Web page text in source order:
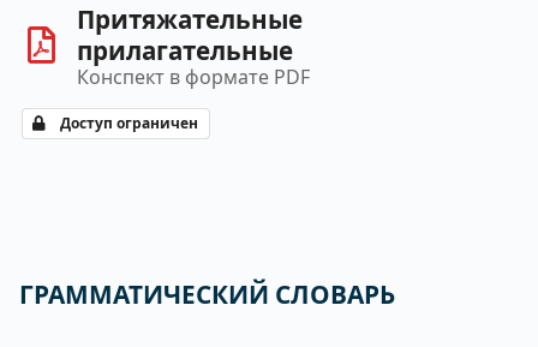
Притяжательные
прилагательные
Конспект в формате PDF
Доступ ограничен
ГРАММАТИЧЕСКИЙ СЛОВАРЬ